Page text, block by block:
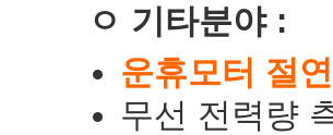
ㅇ 기타분야 :
운휴모터 절
무선 전력량